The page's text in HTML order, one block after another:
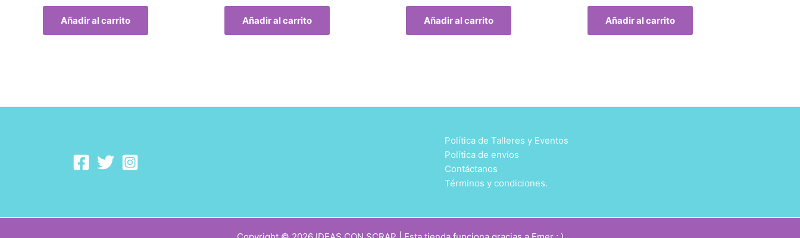
Añadir al carrito Añadir al carrito Añadir al carrito Añadir al carrito
Política de Talleres y Eventos
Política de envíos
Contáctanos
Términos y condiciones.